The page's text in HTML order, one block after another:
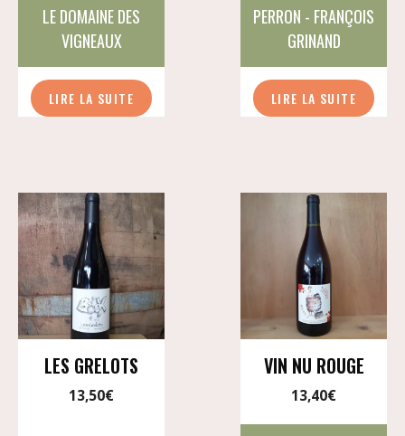
LE DOMAINE DES
VIGNEAUX
LIRE LA SUITE
PERRON - FRANÇOIS
GRINAND
LIRE LA SUITE
LES GRELOTS
13,50€
VIN NU ROUGE
13,40€